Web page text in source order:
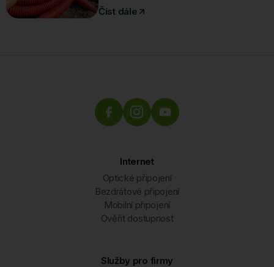
Číst dále
Internet
Optické připojení
Bezdrátové připojení
Mobilní připojení
Ověřit dostupnost
Služby pro firmy